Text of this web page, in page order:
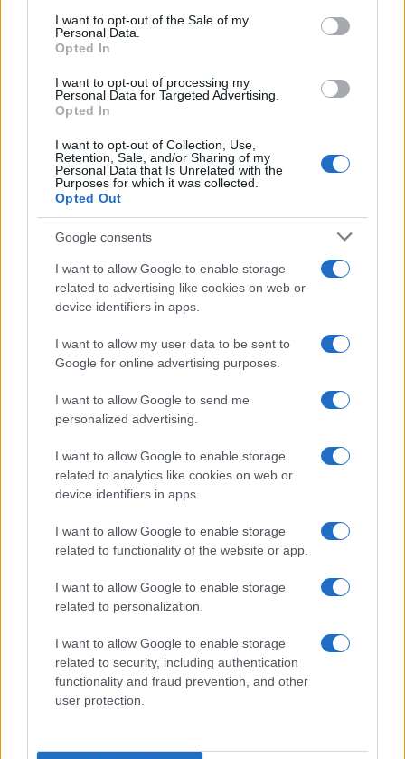
consent section.
I want to opt-out of the Sale of my
Personal Data.
Opted In
I want to opt-out of processing my
Personal Data for Targeted Advertising.
Opted In
I want to opt-out of Collection, Use,
Retention, Sale, and/or Sharing of my
Personal Data that Is Unrelated with the
Purposes for which it was collected.
Opted Out
Google consents
I want to allow Google to enable storage
related to advertising like cookies on web or
device identifiers in apps.
I want to allow my user data to be sent to
Google for online advertising purposes.
I want to allow Google to send me
personalized advertising.
I want to allow Google to enable storage
related to analytics like cookies on web or
device identifiers in apps.
I want to allow Google to enable storage
related to functionality of the website or app.
I want to allow Google to enable storage
related to personalization.
I want to allow Google to enable storage
related to security, including authentication
functionality and fraud prevention, and other
user protection.
táboruk felé is felelősséggel tartoznak. Nem
véletlen, hogy a Tett és Védelem Alapítvány
megrendelésére, a Median Társadalom Kutató
Intézet közreműködésével készített kutatás
eredményei azt a szomorú tendenciát
mutatják, hogy az elmúlt 3 évben az MSZP
szavazótáborában közel 20%-al növekedett
az antiszemita nézeteket vallók aránya”.
alijázó érkezett Izraelbe